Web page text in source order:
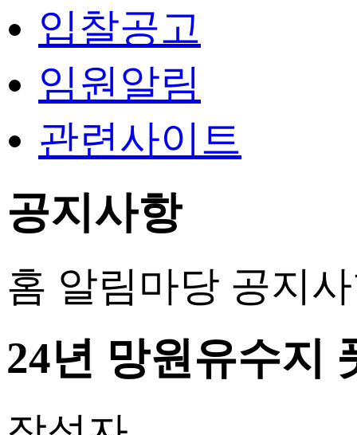
입찰공고
임원알림
관련사이트
공지사항
홈 알림마당 공지
24년 망원유수지